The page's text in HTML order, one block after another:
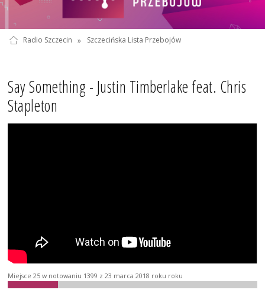
Radio Szczecin » Szczecińska Lista Przebojów
Say Something - Justin Timberlake feat. Chris
Stapleton
Miejsce 25 w notowaniu 1399 z 23 marca 2018 roku roku